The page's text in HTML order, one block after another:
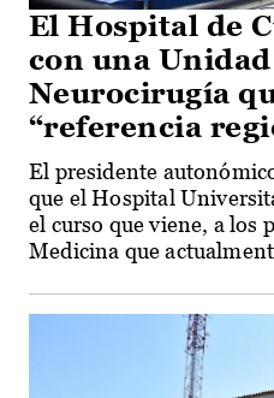
El Hospital de
con una Unidad
Neurocirugía
“referencia
El presidente
que el Hospital
el curso que viene, a los
Medicina que